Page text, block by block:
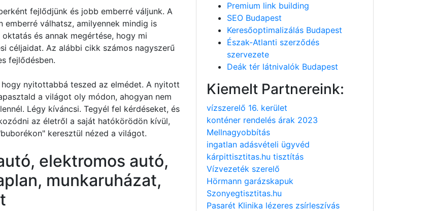
fejlődjünk és jobb emberré váljunk. A
válhatsz, amilyennek mindig is
és annak megértése, hogy mi
céljaidat. Az alábbi cikk számos nagyszerű
fejlődésben.
nyitottabbá teszed az elmédet. A nyitott
a világot oly módon, ahogyan nem
Légy kíváncsi. Tegyél fel kérdéseket, és
az életről a saját hatókörödön kívül,
keresztül nézed a világot.
elektromos autó,
munkaruházat,
Premium link building
SEO Budapest
Keresőoptimalizálás Budapest
Észak-Atlanti szerződés
szervezete
Deák tér látnivalók Budapest
Kiemelt Partnereink:
vízszerelő 16. kerület
konténer rendelés árak 2023
Mellnagyobbítás
ingatlan adásvételi ügyvéd
kárpittisztitas.hu tisztítás
Vízvezeték szerelő
Hörmann garázskapuk
Szonyegtisztitas.hu
Pasarét Klinika lézeres zsírleszívás